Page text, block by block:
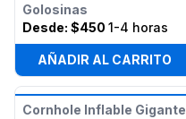
Golosinas
Desde: $450 1-4 horas
AÑADIR AL CARRITO
Cornhole Inflable Gigante